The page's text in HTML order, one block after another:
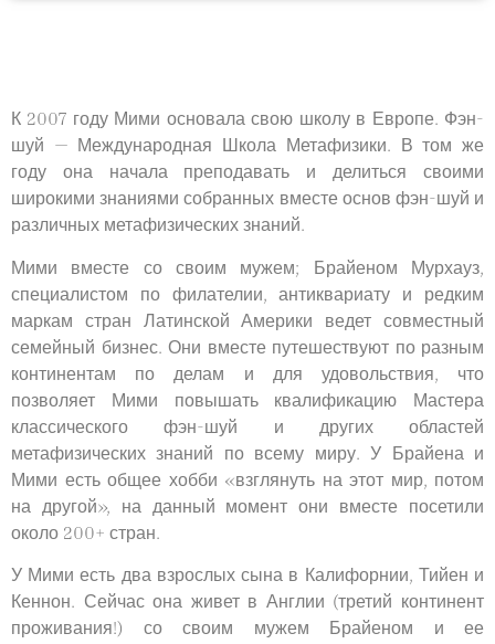
К 2007 году Мими основала свою школу в Европе. Фэн-
шуй — Международная Школа Метафизики. В том же
году она начала преподавать и делиться своими
широкими знаниями собранных вместе основ фэн-шуй и
различных метафизических знаний.
Мими вместе со своим мужем; Брайеном Мурхауз,
специалистом по филателии, антиквариату и редким
маркам стран Латинской Америки ведет совместный
семейный бизнес. Они вместе путешествуют по разным
континентам по делам и для удовольствия, что
позволяет Мими повышать квалификацию Мастера
классического фэн-шуй и других областей
метафизических знаний по всему миру. У Брайена и
Мими есть общее хобби «взглянуть на этот мир, потом
на другой», на данный момент они вместе посетили
около 200+ стран.
У Мими есть два взрослых сына в Калифорнии, Тийен и
Кеннон. Сейчас она живет в Англии (третий континент
проживания!) со своим мужем Брайеном и ее